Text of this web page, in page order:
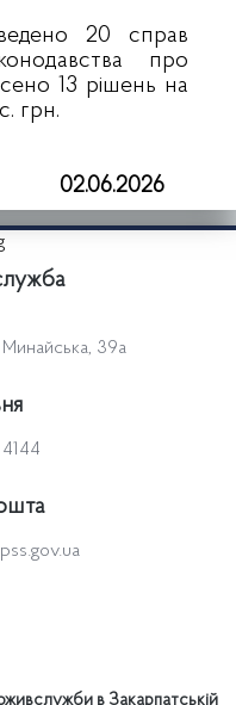
20 справ
про
13 рішень на
грн.
02.06.2026
39а
в Закарпатській